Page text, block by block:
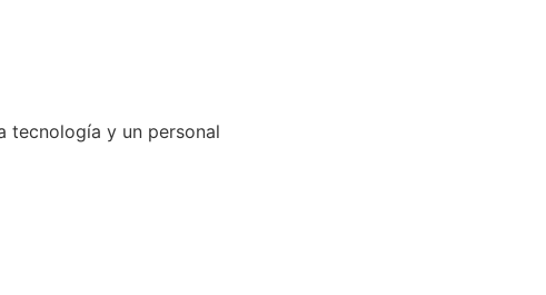
tecnología y un personal